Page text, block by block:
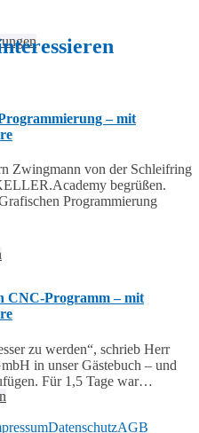
– mit
Zwingmann von der Schleifring
begrüßen.
Programmierung
CNC-Programm – mit
zu werden“, schrieb Herr
in unser Gästebuch – und
Für 1,5 Tage war…
DatenschutzAGB